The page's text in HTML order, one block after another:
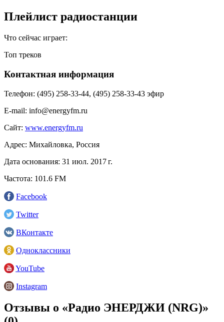
Плейлист радиостанции
Что сейчас играет:
Топ треков
Контактная информация
Телефон: (495) 258-33-44, (495) 258-33-43 эфир
E-mail: info@energyfm.ru
Сайт: www.energyfm.ru
Адрес: Михайловка, Россия
Дата основания: 31 июл. 2017 г.
Частота: 101.6 FM
Facebook
Twitter
ВКонтакте
Одноклассники
YouTube
Instagram
Отзывы о «Радио ЭНЕРДЖИ (NRG)»